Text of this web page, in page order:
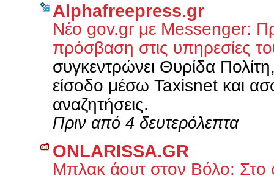
Alphafreepress.gr
Νέο gov.gr με Messenger:
πρόσβαση στις υπηρεσίες
συγκεντρώνει Θυρίδα
είσοδο μέσω Taxisnet και
αναζητήσεις.
Πριν από 4 δευτερόλεπτα
ONLARISSA.GR
Μπλακ άουτ στον Βόλο: Στο